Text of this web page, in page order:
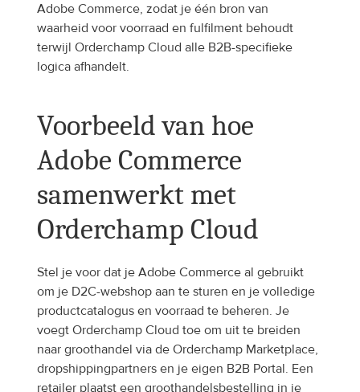
Adobe Commerce, zodat je één bron van
waarheid voor voorraad en fulfilment behoudt
terwijl Orderchamp Cloud alle B2B-specifieke
logica afhandelt.
Voorbeeld van hoe
Adobe Commerce
samenwerkt met
Orderchamp Cloud
Stel je voor dat je Adobe Commerce al gebruikt
om je D2C-webshop aan te sturen en je volledige
productcatalogus en voorraad te beheren. Je
voegt Orderchamp Cloud toe om uit te breiden
naar groothandel via de Orderchamp Marketplace,
dropshippingpartners en je eigen B2B Portal. Een
retailer plaatst een groothandelsbestelling in je